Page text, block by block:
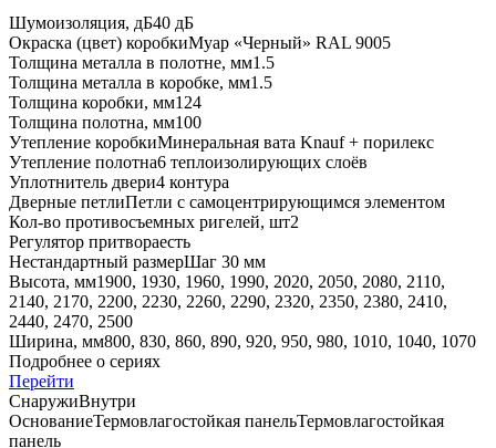
Шумоизоляция, дБ40 дБ
Окраска (цвет) коробкиМуар «Черный» RAL 9005
Толщина металла в полотне, мм1.5
Толщина металла в коробке, мм1.5
Толщина коробки, мм124
Толщина полотна, мм100
Утепление коробкиМинеральная вата Knauf + порилекс
Утепление полотна6 теплоизолирующих слоёв
Уплотнитель двери4 контура
Дверные петлиПетли с самоцентрирующимся элементом
Кол-во противосъемных ригелей, шт2
Регулятор притвораесть
Нестандартный размерШаг 30 мм
Высота, мм1900, 1930, 1960, 1990, 2020, 2050, 2080, 2110,
2140, 2170, 2200, 2230, 2260, 2290, 2320, 2350, 2380, 2410,
2440, 2470, 2500
Ширина, мм800, 830, 860, 890, 920, 950, 980, 1010, 1040, 1070
Подробнее о сериях
Перейти
СнаружиВнутри
ОснованиеТермовлагостойкая панельТермовлагостойкая
панель